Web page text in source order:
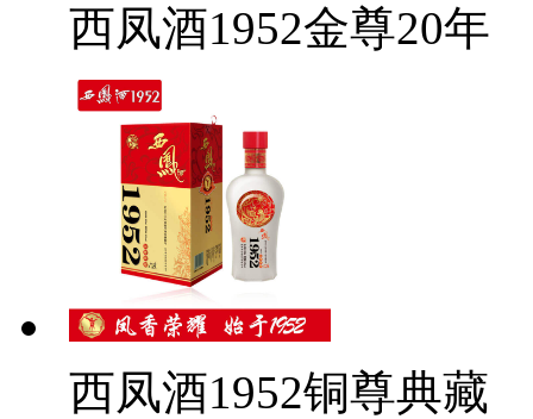
西凤酒1952金尊20年
西凤酒1952铜尊典藏